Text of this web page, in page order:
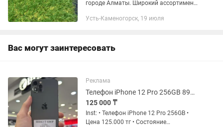
городе Алматы. Широкий ассортимент
Цена от 1000тг и выше за кв/м. Все
Усть-Каменогорск, 19 июля
Вас могут заинтересовать
Реклама
Телефон iPhone 12 Pro 256GB 89% Айфон 12 Про 256ГБ 89%
125 000 ₸
Inst: • Телефон iPhone 12 Pro 256GB •
Цена 125.000 тг • Состояние